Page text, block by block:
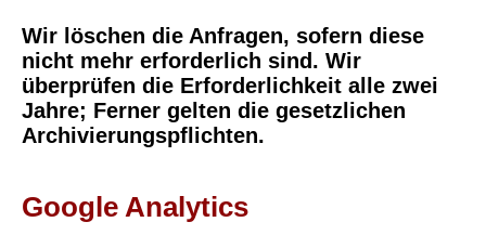
Wir löschen die Anfragen, sofern diese
nicht mehr erforderlich sind. Wir
überprüfen die Erforderlichkeit alle zwei
Jahre; Ferner gelten die gesetzlichen
Archivierungspflichten.
Google Analytics